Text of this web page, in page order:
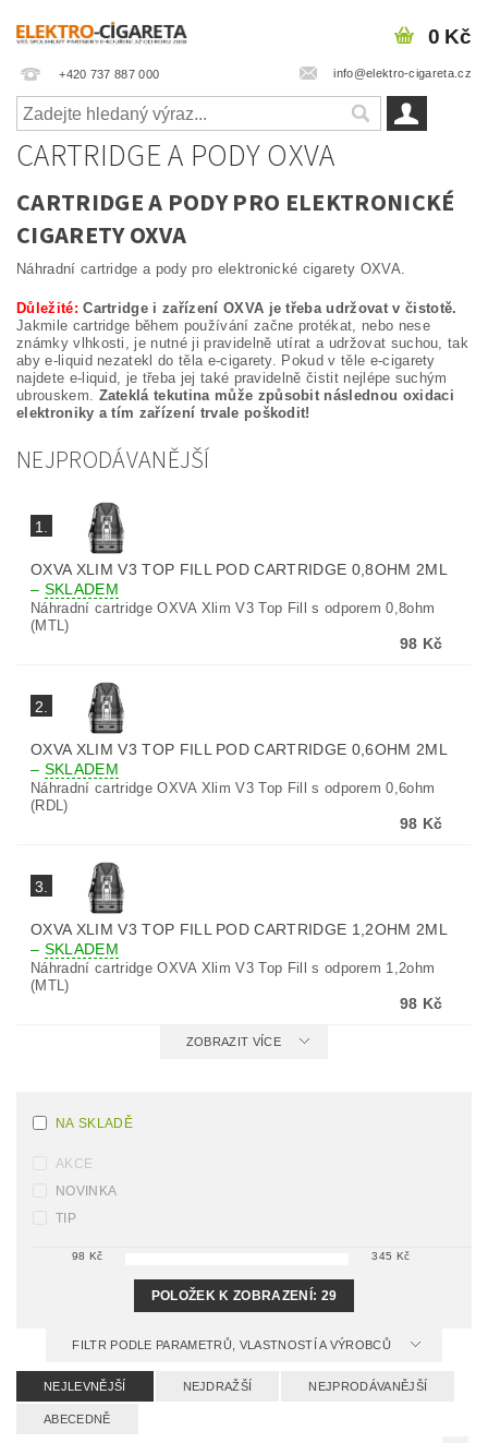
+420 737 887 000 info@elektro-cigareta.cz
0 Kč
CARTRIDGE A PODY OXVA
CARTRIDGE A PODY PRO ELEKTRONICKÉ
CIGARETY OXVA
Náhradní cartridge a pody pro elektronické cigarety OXVA.
Důležité: Cartridge i zařízení OXVA je třeba udržovat v čistotě.
Jakmile cartridge během používání začne protékat, nebo nese
známky vlhkosti, je nutné ji pravidelně utírat a udržovat suchou, tak
aby e-liquid nezatekl do těla e-cigarety. Pokud v těle e-cigarety
najdete e-liquid, je třeba jej také pravidelně čistit nejlépe suchým
ubrouskem. Zateklá tekutina může způsobit následnou oxidaci
elektroniky a tím zařízení trvale poškodit!
NEJPRODÁVANĚJŠÍ
1.
OXVA XLIM V3 TOP FILL POD CARTRIDGE 0,8OHM 2ML
– SKLADEM
Náhradní cartridge OXVA Xlim V3 Top Fill s odporem 0,8ohm
(MTL)
98 Kč
2.
OXVA XLIM V3 TOP FILL POD CARTRIDGE 0,6OHM 2ML
– SKLADEM
Náhradní cartridge OXVA Xlim V3 Top Fill s odporem 0,6ohm
(RDL)
98 Kč
3.
OXVA XLIM V3 TOP FILL POD CARTRIDGE 1,2OHM 2ML
– SKLADEM
Náhradní cartridge OXVA Xlim V3 Top Fill s odporem 1,2ohm
(MTL)
98 Kč
ZOBRAZIT VÍCE
NA SKLADĚ
AKCE
NOVINKA
TIP
98 Kč 345 Kč
POLOŽEK K ZOBRAZENÍ: 29
FILTR PODLE PARAMETRŮ, VLASTNOSTÍ A VÝROBCŮ
NEJLEVNĚJŠÍ NEJDRAŽŠÍ NEJPRODÁVANĚJŠÍ
ABECEDNĚ